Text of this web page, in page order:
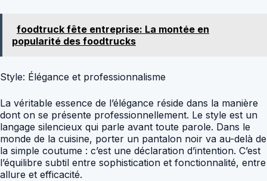
foodtruck fête entreprise: La montée en
popularité des foodtrucks
Style: Élégance et professionnalisme
La véritable essence de l’élégance réside dans la manière
dont on se présente professionnellement. Le style est un
langage silencieux qui parle avant toute parole. Dans le
monde de la cuisine, porter un pantalon noir va au-delà de
la simple coutume : c’est une déclaration d’intention. C’est
l’équilibre subtil entre sophistication et fonctionnalité, entre
allure et efficacité.